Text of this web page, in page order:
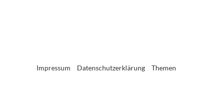
Impressum Datenschutzerklärung Themen